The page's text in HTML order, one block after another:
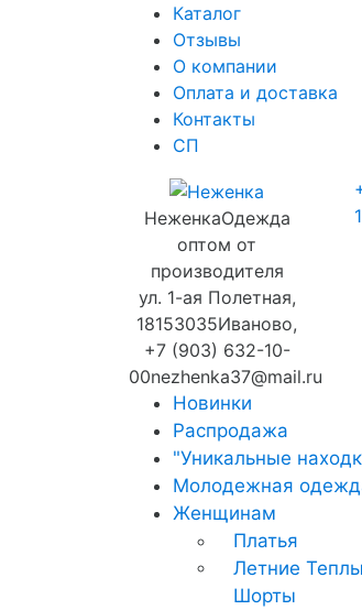
Каталог
Отзывы
О компании
Оплата и доставка
Контакты
СП
НеженкаОдежда
оптом от
производителя
ул. 1-ая Полетная,
18153035Иваново,
+7 (903) 632-10-
00nezhenka37@mail.ru
Новинки
Распродажа
"Уникальные
Молодежная
Женщинам
Платья
Летние
Шорты